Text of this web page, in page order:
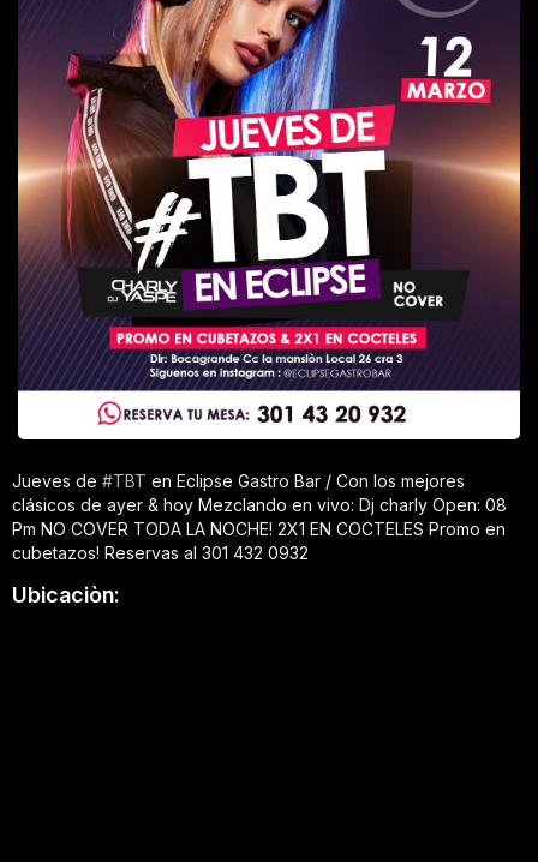
Jueves de #TBT en Eclipse Gastro Bar / Con los mejores
clásicos de ayer & hoy Mezclando en vivo: Dj charly Open: 08
Pm NO COVER TODA LA NOCHE! 2X1 EN COCTELES Promo en
cubetazos! Reservas al 301 432 0932
Ubicaciòn: